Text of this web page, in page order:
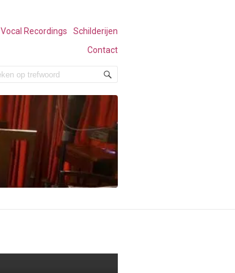
Vocal Recordings
Schilderijen
Contact